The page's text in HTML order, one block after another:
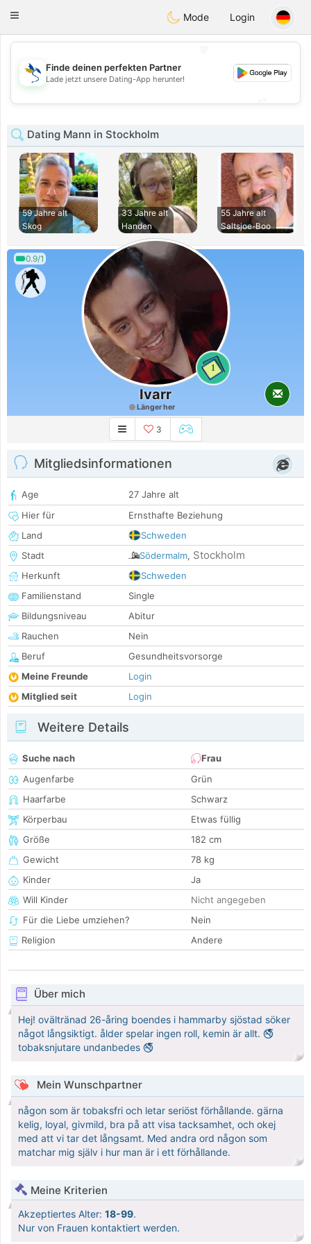
SvenskaDating
Toggle
Mode Login
💖
💕
Finde deinen perfekten Partner
Lade jetzt unsere Dating-App herunter!
Dating Mann in Stockholm
59 Jahre alt
Skog
33 Jahre alt
Handen
55 Jahre alt
Saltsjoe-Boo
0.9/1
1
Ivarr
Länger her
3
Mitgliedsinformationen
Age
27 Jahre alt
Hier für
Ernsthafte Beziehung
Land
Schweden
Stadt
Södermalm, Stockholm
Herkunft
Schweden
Familienstand
Single
Bildungsniveau
Abitur
Rauchen
Nein
Beruf
Gesundheitsvorsorge
Meine Freunde
Login
Mitglied seit
Login
Weitere Details
Suche nach
Frau
Augenfarbe
Grün
Haarfarbe
Schwarz
Körperbau
Etwas füllig
Größe
182 cm
Gewicht
78 kg
Kinder
Ja
Will Kinder
Nicht angegeben
Für die Liebe umziehen?
Nein
Religion
Andere
Über mich
Hej! ovältränad 26-åring boendes i hammarby sjöstad söker
något långsiktigt. ålder spelar ingen roll, kemin är allt. 🚭
tobaksnjutare undanbedes 🚭
Mein Wunschpartner
någon som är tobaksfri och letar seriöst förhållande. gärna
kelig, loyal, givmild, bra på att visa tacksamhet, och okej
med att vi tar det långsamt. Med andra ord någon som
matchar mig själv i hur man är i ett förhållande.
Meine Kriterien
Akzeptiertes Alter: 18-99.
Nur von Frauen kontaktiert werden.